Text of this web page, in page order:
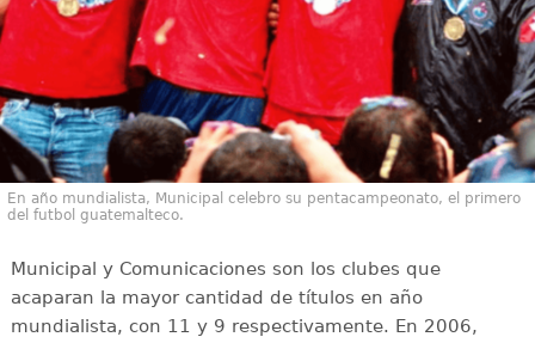
En año mundialista, Municipal celebro su pentacampeonato, el primero
del futbol guatemalteco.
Municipal y Comunicaciones son los clubes que
acaparan la mayor cantidad de títulos en año
mundialista, con 11 y 9 respectivamente. En 2006,